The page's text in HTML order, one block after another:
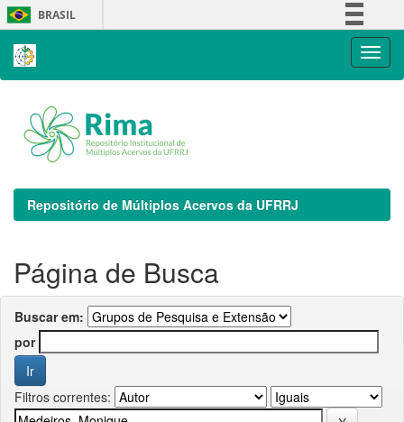
Skip
navigation
BRASIL
Repositório de Múltiplos Acervos da UFRRJ
Página de Busca
Buscar em:
por
Filtros correntes: